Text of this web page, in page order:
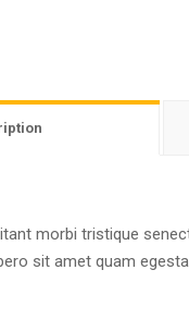
morbi tristique
sit amet quam